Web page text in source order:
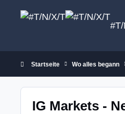
Startseite Wo alles begann
IG Markets -